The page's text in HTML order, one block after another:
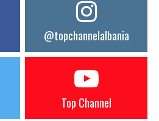
@topchannelalbania
Top Channel